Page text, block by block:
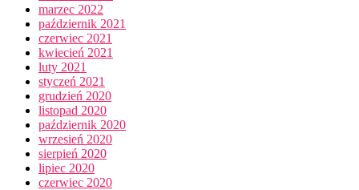
marzec 2022
październik 2021
czerwiec 2021
kwiecień 2021
luty 2021
styczeń 2021
grudzień 2020
listopad 2020
październik 2020
wrzesień 2020
sierpień 2020
lipiec 2020
czerwiec 2020